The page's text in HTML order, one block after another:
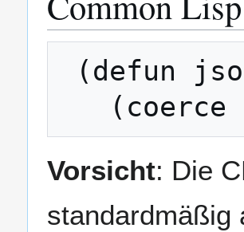
Vorsicht: Die
standardmäßig